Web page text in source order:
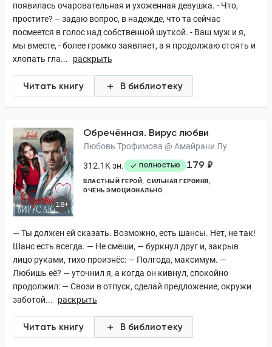
появилась очаровательная и ухоженная девушка. - Что,
простите? – задаю вопрос, в надежде, что та сейчас
посмеется в голос над собственной шуткой. - Ваш муж и я,
мы вместе, - более громко заявляет, а я продолжаю стоять и
хлопать гла...
раскрыть
Читать книгу В библиотеку
18+
Обречённая. Вирус любви
Любовь Трофимова @ Амайрани Лу
312.1K зн.
ПОЛНОСТЬЮ 179 ₽
ВЛАСТНЫЙ ГЕРОЙ
СИЛЬНАЯ ГЕРОИНЯ
ОЧЕНЬ ЭМОЦИОНАЛЬНО
— Ты должен ей сказать. Возможно, есть шансы. Нет, не так!
Шанс есть всегда. — Не смеши, — буркнул друг и, закрыв
лицо руками, тихо произнёс: — Полгода, максимум. —
Любишь её? — уточнил я, а когда он кивнул, спокойно
продолжил: — Свози в отпуск, сделай предложение, окружи
заботой...
раскрыть
Читать книгу В библиотеку